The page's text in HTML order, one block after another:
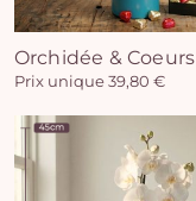
Orchidée & Coeurs
Prix unique 39,80 €